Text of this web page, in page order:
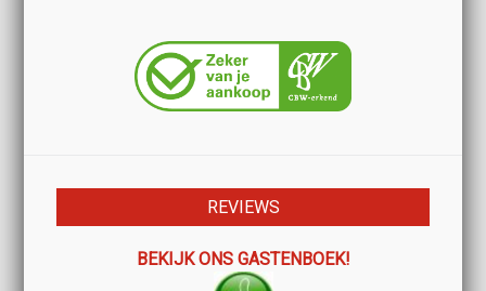
REVIEWS
BEKIJK ONS GASTENBOEK!